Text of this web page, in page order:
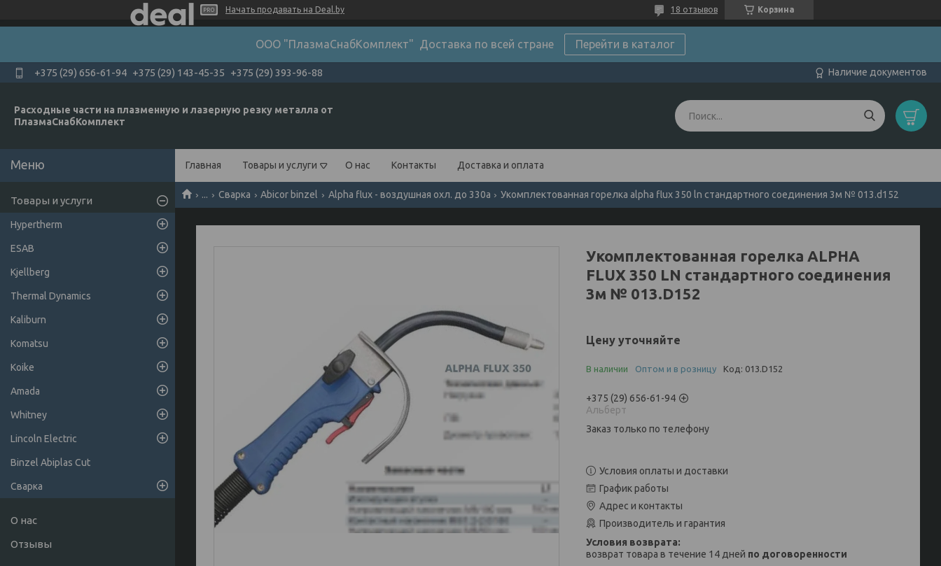
Начать продавать на Deal.by Корзина
18 отзывов
ООО "ПлазмаСнабКомплект" Доставка по всей стране Перейти в каталог
+375 (29) 656-61-94 +375 (29) 143-45-35 +375 (29) 393-96-88 Наличие документов
Расходные части на плазменную и лазерную резку металла от
ПлазмаСнабКомплект
Главная Товары и услуги О нас Контакты Доставка и оплата
... Сварка Abicor binzel Alpha flux - воздушная охл. до 330а Укомплектованная горелка alpha flux 350 ln cтандартного соединения 3м № 013.d152
Укомплектованная горелка ALPHA
FLUX 350 LN cтандартного соединения
3м № 013.D152
Цену уточняйте
В наличии Оптом и в розницу Код: 013.D152
+375 (29) 656-61-94
Альберт
Заказ только по телефону
Условия оплаты и доставки
График работы
Адрес и контакты
Производитель и гарантия
возврат товара в течение 14 дней по договоренности
Товары и услуги
Hypertherm
ESAB
Kjellberg
Thermal Dynamics
Kaliburn
Komatsu
Koike
Amada
Whitney
Lincoln Electric
Binzel Abiplas Cut
Сварка
О нас
Отзывы